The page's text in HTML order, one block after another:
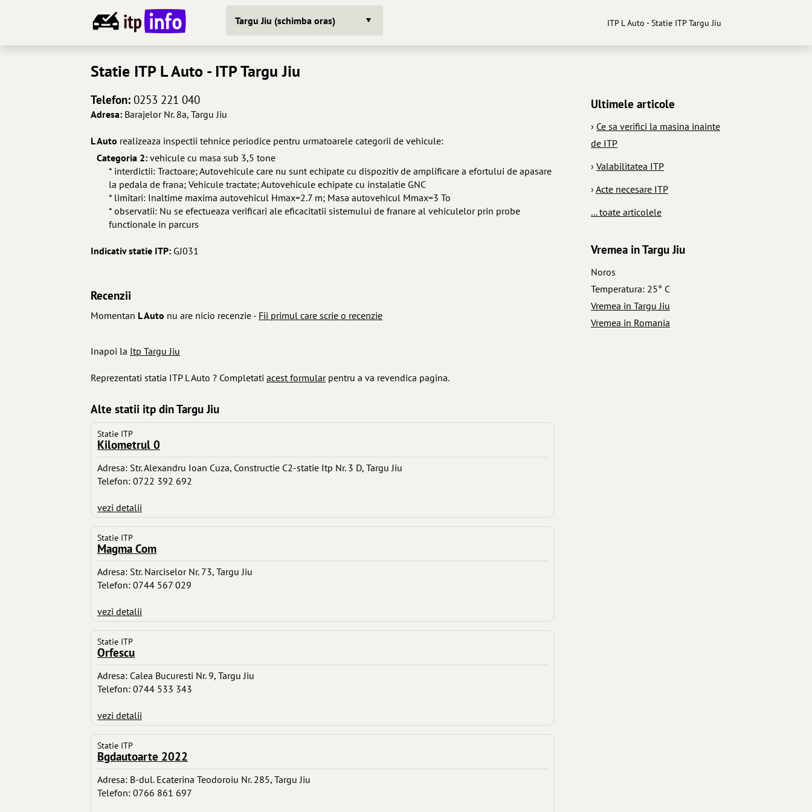
Targu Jiu (schimba oras) ITP L Auto - Statie ITP Targu Jiu
Statie ITP L Auto - ITP Targu Jiu
Telefon: 0253 221 040
Adresa: Barajelor Nr. 8a, Targu Jiu
L Auto realizeaza inspectii tehnice periodice pentru urmatoarele categorii de vehicule:
Categoria 2: vehicule cu masa sub 3,5 tone
* interdictii: Tractoare; Autovehicule care nu sunt echipate cu dispozitiv de amplificare a efortului de apasare
la pedala de frana; Vehicule tractate; Autovehicule echipate cu instalatie GNC
* limitari: Inaltime maxima autovehicul Hmax=2.7 m; Masa autovehicul Mmax=3 To
* observatii: Nu se efectueaza verificari ale eficacitatii sistemului de franare al vehiculelor prin probe
functionale in parcurs
Indicativ statie ITP: GJ031
Recenzii
Momentan L Auto nu are nicio recenzie - Fii primul care scrie o recenzie
Inapoi la Itp Targu Jiu
Reprezentati statia ITP L Auto ? Completati acest formularpentru a va revendica pagina.
Alte statii itp din Targu Jiu
Statie ITP
Kilometrul 0
Adresa: Str. Alexandru Ioan Cuza, Constructie C2-statie Itp Nr. 3 D, Targu Jiu
Telefon: 0722 392 692
vezi detalii
Statie ITP
Magma Com
Adresa: Str. Narciselor Nr. 73, Targu Jiu
Telefon: 0744 567 029
vezi detalii
Statie ITP
Orfescu
Adresa: Calea Bucuresti Nr. 9, Targu Jiu
Telefon: 0744 533 343
vezi detalii
Statie ITP
Bgdautoarte 2022
Adresa: B-dul. Ecaterina Teodoroiu Nr. 285, Targu Jiu
Telefon: 0766 861 697
Ultimele articole
› Ce sa verifici la masina inainte
de ITP
› Valabilitatea ITP
› Acte necesare ITP
... toate articolele
Vremea in Targu Jiu
Noros
Temperatura: 25° C
Vremea in Targu Jiu
Vremea in Romania